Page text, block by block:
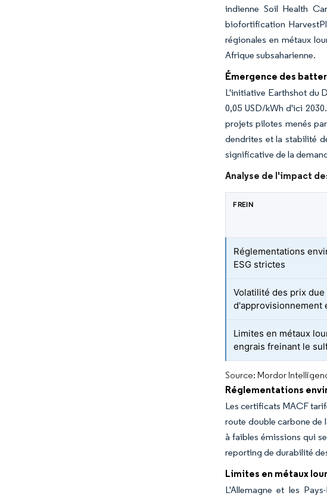
indienne Soil Health
biofortification
régionales en métaux
Afrique subsaharienne.
Émergence des
L'initiative Earthshot du
0,05 USD/kWh d'ici
projets pilotes menés
dendrites et la stabilité
significative de la
Analyse de l'impact
FREIN
Réglementations
ESG strictes
Volatilité des prix due
d'approvisionnement
Limites en métaux
engrais freinant le
Source: Mordor
Réglementations
Les certificats MACF
route double carbone de
à faibles émissions qui
reporting de durabilité
Limites en métaux
L'Allemagne et les